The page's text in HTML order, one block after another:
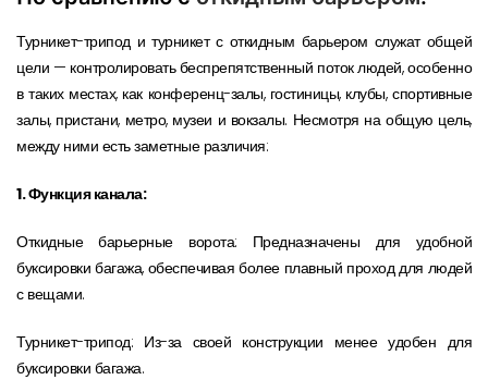
Турникет-трипод и турникет с откидным барьером служат общей
цели — контролировать беспрепятственный поток людей, особенно
в таких местах, как конференц-залы, гостиницы, клубы, спортивные
залы, пристани, метро, музеи и вокзалы. Несмотря на общую цель,
между ними есть заметные различия:
1. Функция канала:
Откидные барьерные ворота: Предназначены для удобной
буксировки багажа, обеспечивая более плавный проход для людей
с вещами.
Турникет-трипод: Из-за своей конструкции менее удобен для
буксировки багажа.